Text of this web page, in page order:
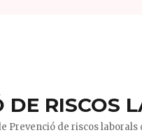
DE RISCOS
Prevenció de riscos